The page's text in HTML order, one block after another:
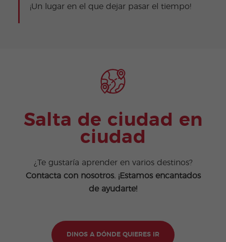
¡Un lugar en el que dejar pasar el tiempo!
Salta de ciudad en
ciudad
¿Te gustaría aprender en varios destinos?
Contacta con nosotros. ¡Estamos encantados
de ayudarte!
DINOS A DÓNDE QUIERES IR